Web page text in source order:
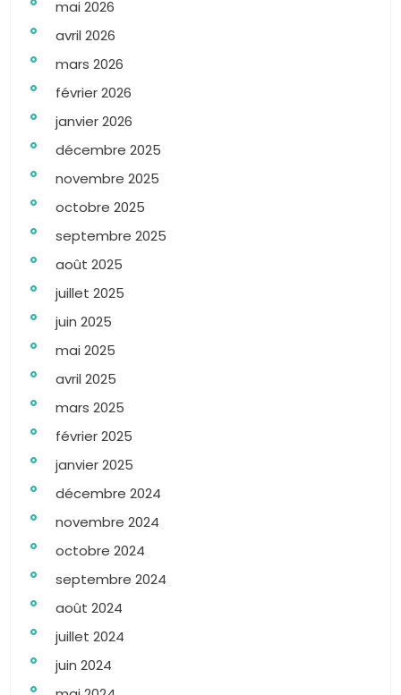
mai 2026
avril 2026
mars 2026
février 2026
janvier 2026
décembre 2025
novembre 2025
octobre 2025
septembre 2025
août 2025
juillet 2025
juin 2025
mai 2025
avril 2025
mars 2025
février 2025
janvier 2025
décembre 2024
novembre 2024
octobre 2024
septembre 2024
août 2024
juillet 2024
juin 2024